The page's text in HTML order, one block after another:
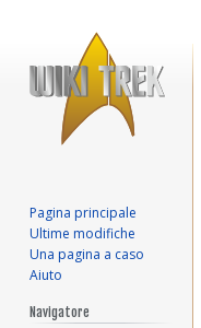
Pagina principale
Ultime modifiche
Una pagina a caso
Aiuto
Navigatore